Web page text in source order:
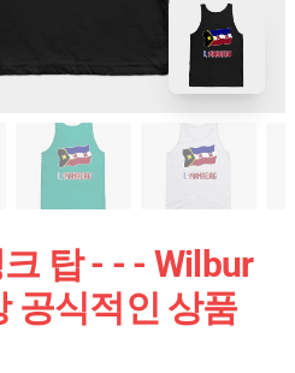
탑 - - - Wilbur
공식적인 상품